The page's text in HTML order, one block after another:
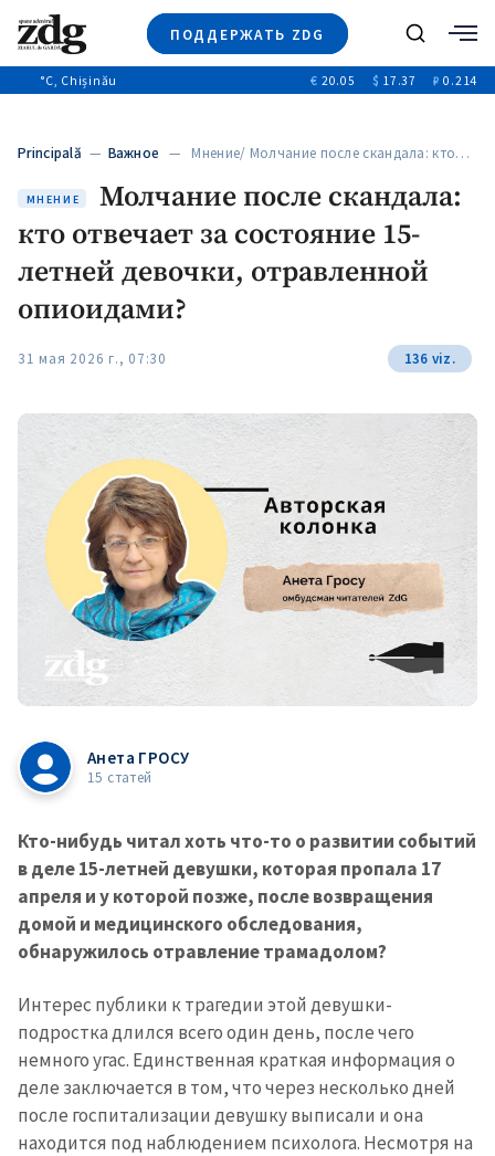
ПОДДЕРЖАТЬ ZDG
Новости
Расследования
Общество
+312
Мнения
Видео
Поиск
°C, Chișinău € 20.05 $ 17.37 ₽ 0.214
Principală — Важное — Мнение/ Молчание после скандала: кто…
МНЕНИЕ
Молчание после скандала:
кто отвечает за состояние 15-
летней девочки, отравленной
опиоидами?
31 мая 2026 г., 07:30 136 viz.
Анета ГРОСУ
15 статей
Кто-нибудь читал хоть что-то о развитии событий
в деле 15-летней девушки, которая пропала 17
апреля и у которой позже, после возвращения
домой и медицинского обследования,
обнаружилось отравление трамадолом?
Интерес публики к трагедии этой девушки-
подростка длился всего один день, после чего
немного угас. Единственная краткая информация о
деле заключается в том, что через несколько дней
после госпитализации девушку выписали и она
находится под наблюдением психолога. Несмотря на